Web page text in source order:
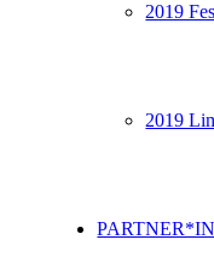
2019
2019